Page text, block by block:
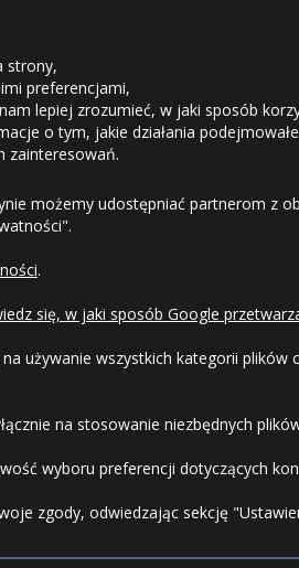
strony,
preferencjami,
lepiej zrozumieć, w jaki sposób
o tym, jakie działania
zainteresowań.
możemy udostępniać partnerom z
.
się, w jaki sposób Google
używanie wszystkich kategorii
na stosowanie niezbędnych
wyboru preferencji dotyczących
zgody, odwiedzając sekcję
Odstąpienie od umowy
Dlaczego warto kupić w
Raty
FAQ